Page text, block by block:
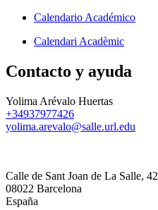
Calendario Académico
Calendari Acadèmic
Contacto y ayuda
Yolima Arévalo Huertas
+34937977426
yolima.arevalo@salle.url.edu
Calle de Sant Joan de La Salle, 42
08022 Barcelona
España